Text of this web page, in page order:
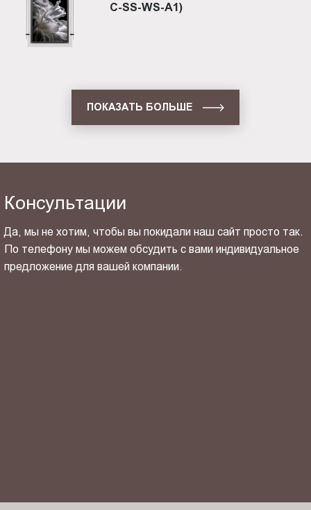
C-SS-WS-A1)
ПОКАЗАТЬ БОЛЬШЕ
Консультации
Да, мы не хотим, чтобы вы покидали наш сайт просто так.
По телефону мы можем обсудить с вами индивидуальное
предложение для вашей компании.
ОТПРАВИТЬ СВОЙ КОНТАКТ